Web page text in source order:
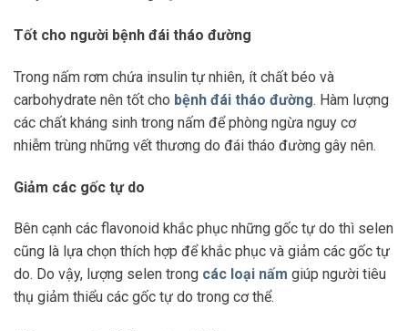
Tốt cho người bệnh đái tháo đường
Trong nấm rơm chứa insulin tự nhiên, ít chất béo và
carbohydrate nên tốt cho bệnh đái tháo đường. Hàm lượng
các chất kháng sinh trong nấm để phòng ngừa nguy cơ
nhiễm trùng những vết thương do đái tháo đường gây nên.
Giảm các gốc tự do
Bên cạnh các flavonoid khắc phục những gốc tự do thì selen
cũng là lựa chọn thích hợp để khắc phục và giảm các gốc tự
do. Do vậy, lượng selen trong các loại nấm giúp người tiêu
thụ giảm thiểu các gốc tự do trong cơ thể.